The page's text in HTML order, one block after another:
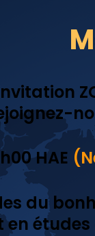
HAE
du
en